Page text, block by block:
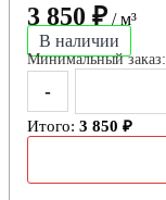
3 850 ₽ / м³
В наличии
Минимальный заказ:
-
Итого: 3 850 ₽